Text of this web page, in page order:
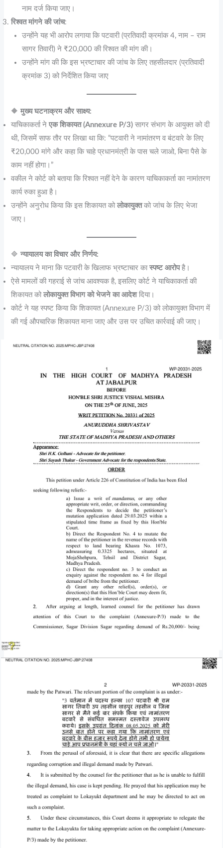
नाम दर्ज किया जाए।
रिश्वत मांगने की जांच:
उन्होंने यह भी आरोप लगाया कि पटवारी (प्रतिवादी क्रमांक 4, नाम – राम
सागर तिवारी) ने ₹20,000 की रिश्वत की मांग की।
उन्होंने मांग की कि इस भ्रष्टाचार की जांच के लिए तहसीलदार (प्रतिवादी
क्रमांक 3) को निर्देशित किया जाए
🔶मुख्य घटनाक्रम और साक्ष्य:
याचिकाकर्ता नेएक शिकायत (Annexure P/3) सागर संभाग के आयुक्त को दी
थी, जिसमें साफ तौर पर लिखा था कि: “पटवारी ने नामांतरण व बंटवारे के लिए
₹20,000 मांगे और कहा कि चाहे प्रधानमंत्री के पास चले जाओ, बिना पैसे के
काम नहीं होगा।”
वकील ने कोर्ट को बताया कि रिश्वत नहीं देने के कारण याचिकाकर्ता का नामांतरण
कार्य रुका हुआ है।
उन्होंने अनुरोध किया कि इस शिकायत कोलोकायुक्तको जांच के लिए भेजा
जाए।
🔷न्यायालय का विचार और निर्णय:
न्यायालय ने माना कि पटवारी के खिलाफ भ्रष्टाचार कास्पष्ट आरोपहै।
ऐसे मामलों की गहराई से जांच आवश्यक है, इसलिए कोर्ट ने याचिकाकर्ता की
शिकायत कोलोकायुक्त विभाग को भेजने का आदेशदिया।
कोर्ट ने यह स्पष्ट किया कि शिकायत (Annexure P/3) को लोकायुक्त विभाग में
की गई औपचारिक शिकायत माना जाए और उस पर उचित कार्रवाई की जाए।